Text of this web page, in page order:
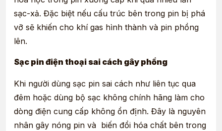
sạc-xả. Đặc biệt nếu cấu trúc bên trong pin bị phá
vỡ sẽ khiến cho khí gas hình thành và pin phồng
lên.
Sạc pin điện thoại sai cách gây phồng
Khi người dùng sạc pin sai cách như liên tục qua
đêm hoặc dùng bộ sạc không chính hãng làm cho
dòng điện cung cấp không ổn định. Đây là nguyên
nhân gây nóng pin và biến đổi hóa chất bên trong